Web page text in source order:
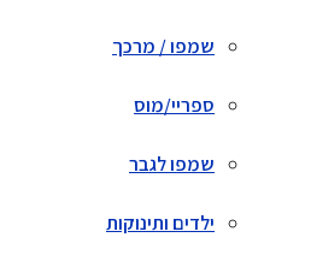
שמפו / מרכך
ספריי/מוס
שמפו לגבר
ילדים ותינוקות